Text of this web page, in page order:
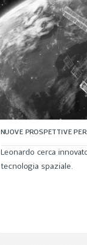
NUOVE PROSPETTIVE
Leonardo cerca
tecnologia spaziale.